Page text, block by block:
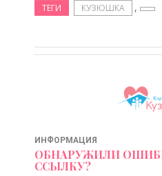
ТЕГИ КУЗЮШКА ,
ИНФОРМАЦИЯ
ОБНАРУЖИЛИ
ССЫЛКУ?